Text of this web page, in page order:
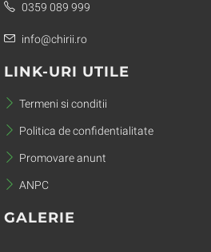
0359 089 999
info@chirii.ro
LINK-URI UTILE
Termeni si conditii
Politica de confidentialitate
Promovare anunt
ANPC
GALERIE